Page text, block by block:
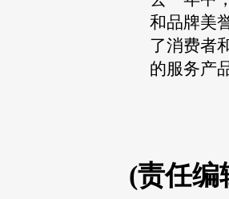
和品牌美
了消费者
的服务产
(责任编